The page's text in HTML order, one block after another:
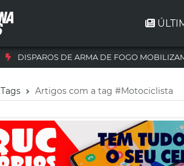
DISPAROS DE ARMA DE FOGO
Tags Artigos com a tag #Motociclista